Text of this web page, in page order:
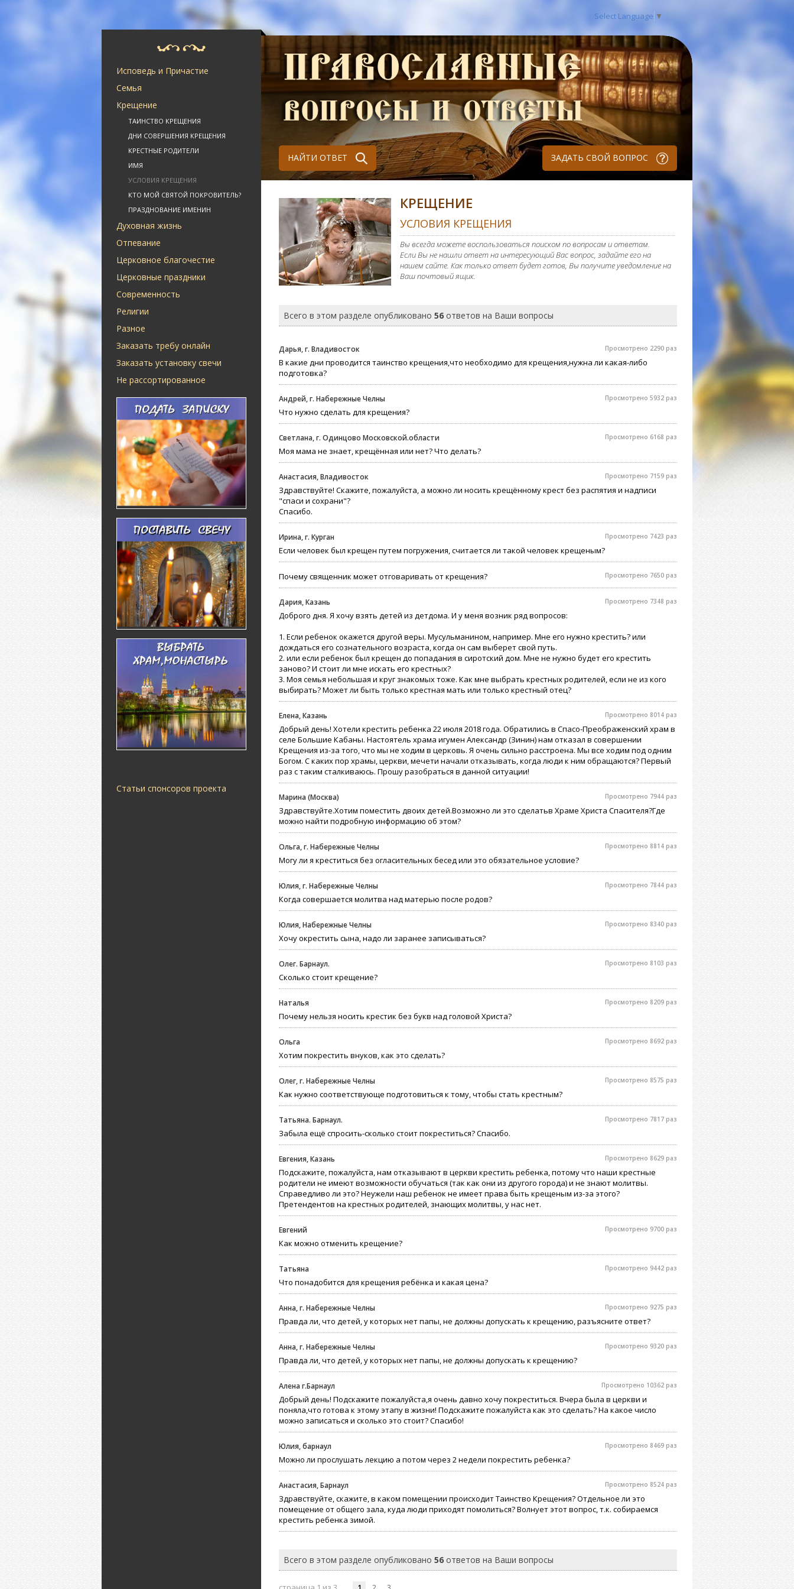
Select Language ▼
Исповедь и Причастие
Семья
Крещение
ТАИНСТВО КРЕЩЕНИЯ
ДНИ СОВЕРШЕНИЯ КРЕЩЕНИЯ
КРЕСТНЫЕ РОДИТЕЛИ
ИМЯ
УСЛОВИЯ КРЕЩЕНИЯ
КТО МОЙ СВЯТОЙ ПОКРОВИТЕЛЬ?
ПРАЗДНОВАНИЕ ИМЕНИН
Духовная жизнь
Отпевание
Церковное благочестие
Церковные праздники
Современность
Религии
Разное
Заказать требу онлайн
Заказать установку свечи
Не рассортированное
Статьи спонсоров проекта
НАЙТИ ОТВЕТ ЗАДАТЬ СВОЙ ВОПРОС
КРЕЩЕНИЕ
УСЛОВИЯ КРЕЩЕНИЯ
Вы всегда можете воспользоваться поиском по вопросам и ответам.
Если Вы не нашли ответ на интересующий Вас вопрос, задайте его на
нашем сайте. Как только ответ будет готов, Вы получите уведомление на
Ваш почтовый ящик.
Всего в этом разделе опубликовано 56 ответов на Ваши вопросы
Дарья, г. Владивосток Просмотрено 2290 раз
В какие дни проводится таинство крещения,что необходимо для крещения,нужна ли какая-либо
подготовка?
Андрей, г. Набережные Челны Просмотрено 5932 раз
Что нужно сделать для крещения?
Светлана, г. Одинцово Московской.области Просмотрено 6168 раз
Моя мама не знает, крещённая или нет? Что делать?
Анастасия, Владивосток Просмотрено 7159 раз
Здравствуйте! Скажите, пожалуйста, а можно ли носить крещённому крест без распятия и надписи
"спаси и сохрани"?
Спасибо.
Ирина, г. Курган Просмотрено 7423 раз
Если человек был крещен путем погружения, считается ли такой человек крещеным?
Просмотрено 7650 раз
Почему священник может отговаривать от крещения?
Дария, Казань Просмотрено 7348 раз
Доброго дня. Я хочу взять детей из детдома. И у меня возник ряд вопросов:
1. Если ребенок окажется другой веры. Мусульманином, например. Мне его нужно крестить? или
дождаться его сознательного возраста, когда он сам выберет свой путь.
2. или если ребенок был крещен до попадания в сиротский дом. Мне не нужно будет его крестить
заново? И стоит ли мне искать его крестных?
3. Моя семья небольшая и круг знакомых тоже. Как мне выбрать крестных родителей, если не из кого
выбирать? Может ли быть только крестная мать или только крестный отец?
Елена, Казань Просмотрено 8014 раз
Добрый день! Хотели крестить ребенка 22 июля 2018 года. Обратились в Спасо-Преображенский храм в
селе Большие Кабаны. Настоятель храма игумен Александр (Зинин) нам отказал в совершении
Крещения из-за того, что мы не ходим в церковь. Я очень сильно расстроена. Мы все ходим под одним
Богом. С каких пор храмы, церкви, мечети начали отказывать, когда люди к ним обращаются? Первый
раз с таким сталкиваюсь. Прошу разобраться в данной ситуации!
Марина (Москва) Просмотрено 7944 раз
Здравствуйте.Хотим поместить двоих детей.Возможно ли это сделатьв Храме Христа Спасителя?Где
можно найти подробную информацию об этом?
Ольга, г. Набережные Челны Просмотрено 8814 раз
Могу ли я креститься без огласительных бесед или это обязательное условие?
Юлия, г. Набережные Челны Просмотрено 7844 раз
Когда совершается молитва над матерью после родов?
Юлия, Набережные Челны Просмотрено 8340 раз
Хочу окрестить сына, надо ли заранее записываться?
Олег. Барнаул. Просмотрено 8103 раз
Сколько стоит крещение?
Наталья Просмотрено 8209 раз
Почему нельзя носить крестик без букв над головой Христа?
Ольга Просмотрено 8692 раз
Хотим покрестить внуков, как это сделать?
Олег, г. Набережные Челны Просмотрено 8575 раз
Как нужно соответствующе подготовиться к тому, чтобы стать крестным?
Татьяна. Барнаул. Просмотрено 7817 раз
Забыла ещё спросить-сколько стоит покреститься? Спасибо.
Евгения, Казань Просмотрено 8629 раз
Подскажите, пожалуйста, нам отказывают в церкви крестить ребенка, потому что наши крестные
родители не имеют возможности обучаться (так как они из другого города) и не знают молитвы.
Справедливо ли это? Неужели наш ребенок не имеет права быть крещеным из-за этого?
Претендентов на крестных родителей, знающих молитвы, у нас нет.
Евгений Просмотрено 9700 раз
Как можно отменить крещение?
Татьяна Просмотрено 9442 раз
Что понадобится для крещения ребёнка и какая цена?
Анна, г. Набережные Челны Просмотрено 9275 раз
Правда ли, что детей, у которых нет папы, не должны допускать к крещению, разъясните ответ?
Анна, г. Набережные Челны Просмотрено 9320 раз
Правда ли, что детей, у которых нет папы, не должны допускать к крещению?
Алена г.Барнаул Просмотрено 10362 раз
Добрый день! Подскажите пожалуйста,я очень давно хочу покреститься. Вчера была в церкви и
поняла,что готова к этому этапу в жизни! Подскажите пожалуйста как это сделать? На какое число
можно записаться и сколько это стоит? Спасибо!
Юлия, барнаул Просмотрено 8469 раз
Можно ли прослушать лекцию а потом через 2 недели покрестить ребенка?
Анастасия, Барнаул Просмотрено 8524 раз
Здравствуйте, скажите, в каком помещении происходит Таинство Крещения? Отдельное ли это
помещение от общего зала, куда люди приходят помолиться? Волнует этот вопрос, т.к. собираемся
крестить ребенка зимой.
Всего в этом разделе опубликовано 56 ответов на Ваши вопросы